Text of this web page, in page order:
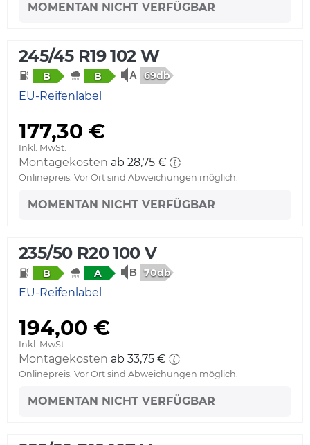
MOMENTAN NICHT VERFÜGBAR
245/45 R19 102 W
B B 69db
EU-Reifenlabel
177,30 €
Inkl. MwSt.
Montagekosten ab 28,75 €
Onlinepreis. Vor Ort sind Abweichungen möglich.
MOMENTAN NICHT VERFÜGBAR
235/50 R20 100 V
B A 70db
EU-Reifenlabel
194,00 €
Inkl. MwSt.
Montagekosten ab 33,75 €
Onlinepreis. Vor Ort sind Abweichungen möglich.
MOMENTAN NICHT VERFÜGBAR